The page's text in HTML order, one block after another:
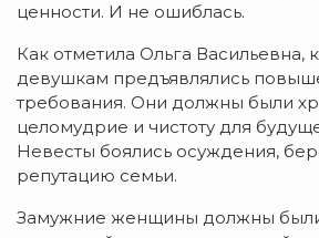
ценности. И не ошиблась.
Как отметила Ольга Васильевна,
девушкам предъявлялись
требования. Они должны были
целомудрие и чистоту для
Невесты боялись осуждения,
репутацию семьи.
Замужние женщины должны были